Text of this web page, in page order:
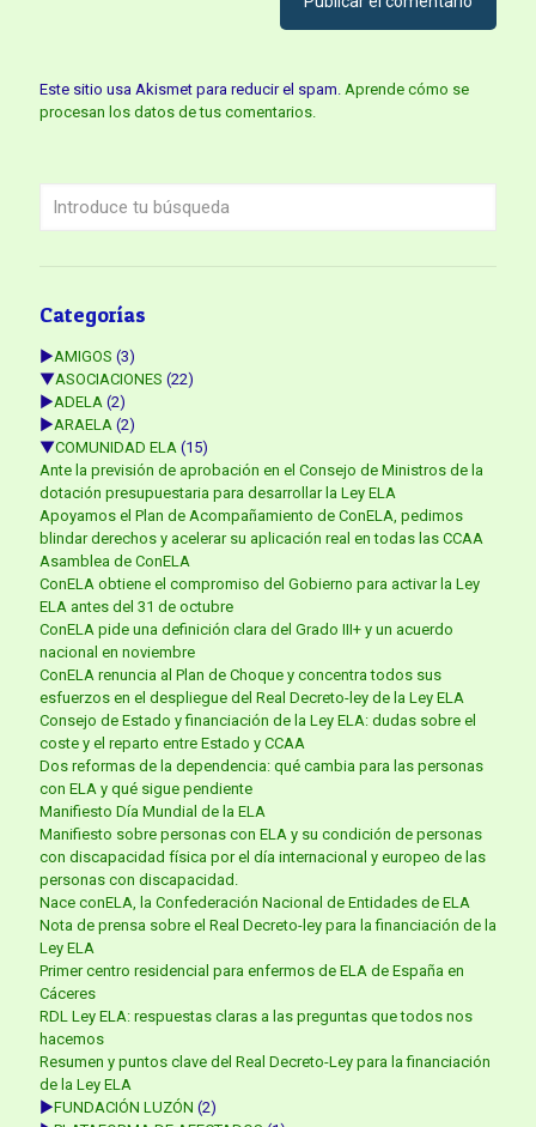
Este sitio usa Akismet para reducir el spam. Aprende cómo se
procesan los datos de tus comentarios.
Categorías
►AMIGOS (3)
▼ASOCIACIONES (22)
►ADELA (2)
►ARAELA (2)
▼COMUNIDAD ELA (15)
Ante la previsión de aprobación en el Consejo de Ministros de la
dotación presupuestaria para desarrollar la Ley ELA
Apoyamos el Plan de Acompañamiento de ConELA, pedimos
blindar derechos y acelerar su aplicación real en todas las CCAA
Asamblea de ConELA
ConELA obtiene el compromiso del Gobierno para activar la Ley
ELA antes del 31 de octubre
ConELA pide una definición clara del Grado III+ y un acuerdo
nacional en noviembre
ConELA renuncia al Plan de Choque y concentra todos sus
esfuerzos en el despliegue del Real Decreto-ley de la Ley ELA
Consejo de Estado y financiación de la Ley ELA: dudas sobre el
coste y el reparto entre Estado y CCAA
Dos reformas de la dependencia: qué cambia para las personas
con ELA y qué sigue pendiente
Manifiesto Día Mundial de la ELA
Manifiesto sobre personas con ELA y su condición de personas
con discapacidad física por el día internacional y europeo de las
personas con discapacidad.
Nace conELA, la Confederación Nacional de Entidades de ELA
Nota de prensa sobre el Real Decreto-ley para la financiación de la
Ley ELA
Primer centro residencial para enfermos de ELA de España en
Cáceres
RDL Ley ELA: respuestas claras a las preguntas que todos nos
hacemos
Resumen y puntos clave del Real Decreto-Ley para la financiación
de la Ley ELA
►FUNDACIÓN LUZÓN (2)